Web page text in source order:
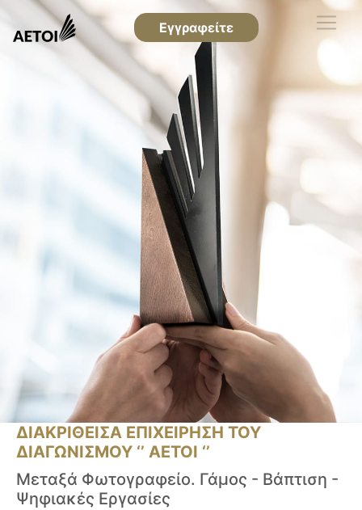
Εγγραφείτε
ΔΙΑΚΡΙΘΕΙΣΑ ΕΠΙΧΕΙΡΗΣΗ ΤΟΥ
ΔΙΑΓΩΝΙΣΜΟΥ ‘’ ΑΕΤΟΙ ‘’
Μεταξά Φωτογραφείο. Γάμος - Βάπτιση -
Ψηφιακές Εργασίες